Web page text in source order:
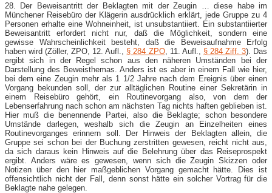
28. Der Beweisantritt der Beklagten mit der Zeugin … diese habe im
Münchener Reisebüro der Klägerin ausdrücklich erklärt, jede Gruppe zu 4
Personen erhalte eine Wohneinheit, ist unsubstantiiert. Ein substantiierter
Beweisantritt erfordert nicht nur, daß die Möglichkeit, sondern eine
gewisse Wahrscheinlichkeit besteht, daß die Beweisaufnahme Erfolg
haben wird (Zöller, ZPO, 12. Aufl., § 284 ZPO, 11. Aufl., § 284 Ziff. 3). Das
ergibt sich in der Regel schon aus den näheren Umständen bei der
Darstellung des Beweisthemas. Anders ist es aber in einem Fall wie hier,
bei dem eine Zeugin mehr als 1 1/2 Jahre nach dem Ereignis über einen
Vorgang bekunden soll, der zur alltäglichen Routine einer Sekretärin in
einem Reisebüro gehört, ein Routinevorgang also, von dem der
Lebenserfahrung nach schon am nächsten Tag nichts haften geblieben ist.
Hier muß die benennende Partei, also die Beklagte; schon besondere
Umstände darlegen, weshalb sich die Zeugin an Einzelheiten eines
Routinevorganges erinnern soll. Der Hinweis der Beklagten allein, die
Gruppe sei schon bei der Buchung zerstritten gewesen, reicht nicht aus,
da sich daraus kein Hinweis auf die Belehrung über das Reiseprospekt
ergibt. Anders wäre es gewesen, wenn sich die Zeugin Skizzen oder
Notizen über den hier maßgeblichen Vorgang gemacht hätte. Dies ist
offensichtlich nicht der Fall, denn sonst hätte ein solcher Vortrag für die
Beklagte nahe gelegen.